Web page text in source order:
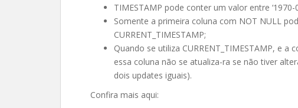
TIMESTAMP pode conter um valor entre ‘1970-
Somente a primeira coluna com NOT NULL
CURRENT_TIMESTAMP;
Quando se utiliza CURRENT_TIMESTAMP, e
essa coluna não se atualiza-ra se não tiver
dois updates iguais).
Confira mais aqui: